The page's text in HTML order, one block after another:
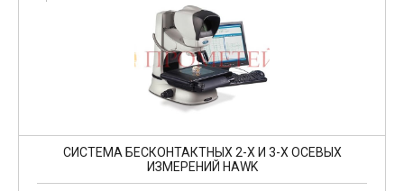
СИСТЕМА БЕСКОНТАКТНЫХ 2-Х И 3-Х ОСЕВЫХ
ИЗМЕРЕНИЙ HAWK